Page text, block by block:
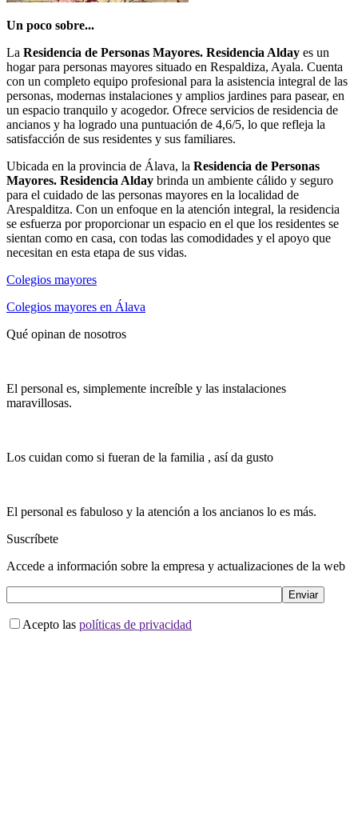
Un poco sobre...
La Residencia de Personas Mayores. Residencia Alday es un
hogar para personas mayores situado en Respaldiza, Ayala. Cuenta
con un completo equipo profesional para la asistencia integral de las
personas, modernas instalaciones y amplios jardines para pasear, en
un espacio tranquilo y acogedor. Ofrece servicios de residencia de
ancianos y ha logrado una puntuación de 4,6/5, lo que refleja la
satisfacción de sus residentes y sus familiares.
Ubicada en la provincia de Álava, la Residencia de Personas
Mayores. Residencia Alday brinda un ambiente cálido y seguro
para el cuidado de las personas mayores en la localidad de
Arespalditza. Con un enfoque en la atención integral, la residencia
se esfuerza por proporcionar un espacio en el que los residentes se
sientan como en casa, con todas las comodidades y el apoyo que
necesitan en esta etapa de sus vidas.
Colegios mayores
Colegios mayores en Álava
Qué opinan de nosotros
El personal es, simplemente increíble y las instalaciones
maravillosas.
Los cuidan como si fueran de la familia , así da gusto
El personal es fabuloso y la atención a los ancianos lo es más.
Suscríbete
Accede a información sobre la empresa y actualizaciones de la web
Acepto las políticas de privacidad